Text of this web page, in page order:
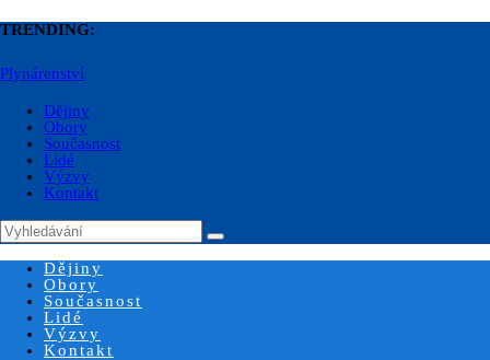
TRENDING:
Plynárenství
Dějiny
Obory
Současnost
Lidé
Výzvy
Kontakt
Dějiny
Obory
Současnost
Lidé
Výzvy
Kontakt